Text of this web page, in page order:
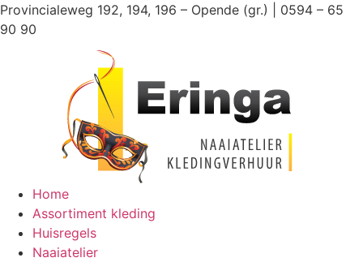
Ga
naar
Provincialeweg 192, 194, 196 – Opende (gr.) | 0594 – 65
90 90
Home
Assortiment kleding
Huisregels
Naaiatelier